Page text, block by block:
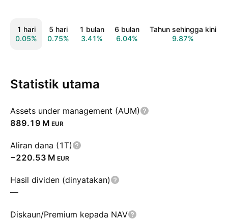
1 hari
0.05%
5 hari
0.75%
1 bulan
3.41%
6 bulan
6.04%
Tahun sehingga kini
9.87%
Statistik utama
Assets under management (AUM)
‪889.19 M‬ EUR
Aliran dana (1T)
‪−220.53 M‬ EUR
Hasil dividen (dinyatakan)
—
Diskaun/Premium kepada NAV